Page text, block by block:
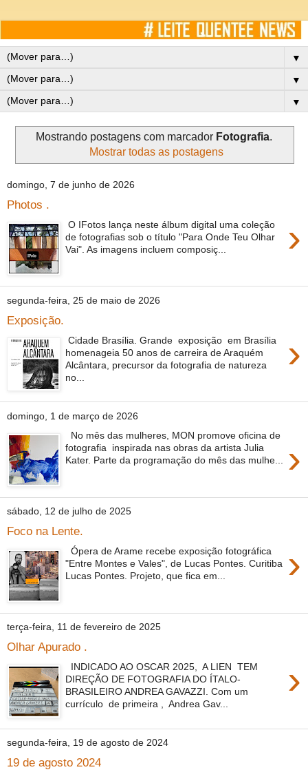
▼
▼
▼
Mostrando postagens com marcador Fotografia.
Mostrar todas as postagens
domingo, 7 de junho de 2026
Photos .
›
O IFotos lança neste álbum digital uma coleção
de fotografias sob o título "Para Onde Teu Olhar
Vai". As imagens incluem composiç...
segunda-feira, 25 de maio de 2026
Exposição.
›
Cidade Brasília. Grande exposição em Brasília
homenageia 50 anos de carreira de Araquém
Alcântara, precursor da fotografia de natureza
no...
domingo, 1 de março de 2026
›
No mês das mulheres, MON promove oficina de
fotografia inspirada nas obras da artista Julia
Kater. Parte da programação do mês das mulhe...
sábado, 12 de julho de 2025
Foco na Lente.
›
Ópera de Arame recebe exposição fotográfica
"Entre Montes e Vales", de Lucas Pontes. Curitiba
Lucas Pontes. Projeto, que fica em...
terça-feira, 11 de fevereiro de 2025
Olhar Apurado .
›
INDICADO AO OSCAR 2025, A LIEN TEM
DIREÇÃO DE FOTOGRAFIA DO ÍTALO-
BRASILEIRO ANDREA GAVAZZI. Com um
currículo de primeira , Andrea Gav...
segunda-feira, 19 de agosto de 2024
19 de agosto 2024